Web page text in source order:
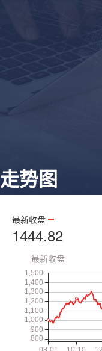
走势图
最新收盘
1444.82